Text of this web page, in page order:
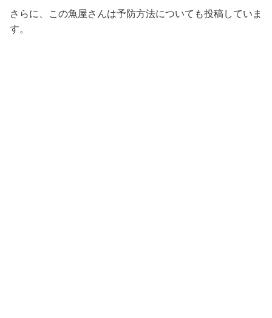
さらに、この魚屋さんは予防方法についても投稿していま
す。